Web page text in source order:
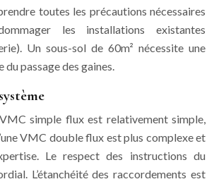
toutes les précautions nécessaires
les installations existantes
Un sous-sol de 60m² nécessite une
passage des gaines.
VMC simple flux est relativement simple,
VMC double flux est plus complexe et
Le respect des instructions du
L’étanchéité des raccordements est